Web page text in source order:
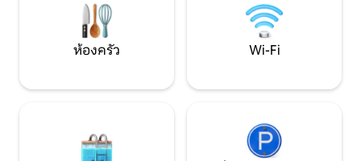
ลงตัว
ห้องครัว Wi-Fi